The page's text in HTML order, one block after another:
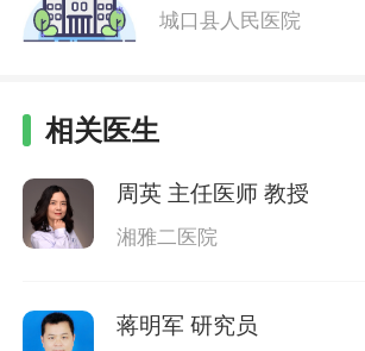
城口县人民医院
相关医生
周英 主任医师 教授
湘雅二医院
蒋明军 研究员